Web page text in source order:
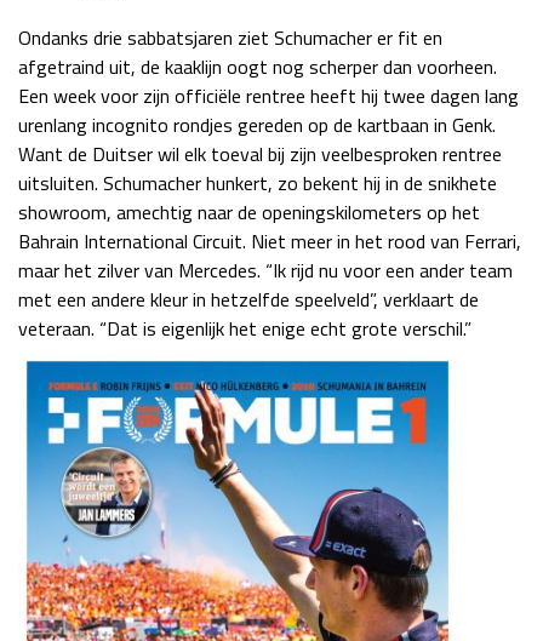
Ondanks drie sabbatsjaren ziet Schumacher er fit en
afgetraind uit, de kaaklijn oogt nog scherper dan voorheen.
Een week voor zijn officiële rentree heeft hij twee dagen lang
urenlang incognito rondjes gereden op de kartbaan in Genk.
Want de Duitser wil elk toeval bij zijn veelbesproken rentree
uitsluiten. Schumacher hunkert, zo bekent hij in de snikhete
showroom, amechtig naar de openingskilometers op het
Bahrain International Circuit. Niet meer in het rood van Ferrari,
maar het zilver van Mercedes. “Ik rijd nu voor een ander team
met een andere kleur in hetzelfde speelveld”, verklaart de
veteraan. “Dat is eigenlijk het enige echt grote verschil.”